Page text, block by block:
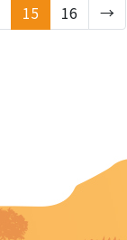
15 16 →